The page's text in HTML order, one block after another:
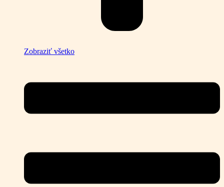
Zobraziť všetko